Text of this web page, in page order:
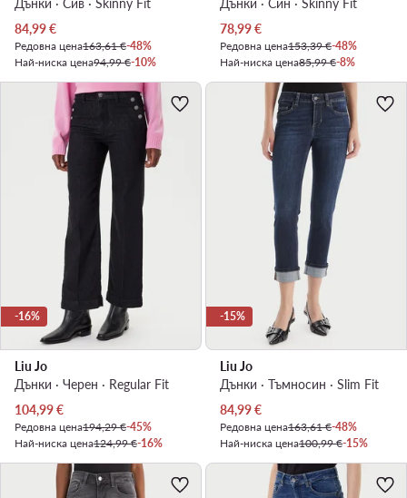
Дънки · Сив · Skinny Fit
Актуална цена
84,99€
Редовна цена163,61 €-48%
Най-ниска цена94,99 €-10%
Дънки · Син · Skinny Fit
Актуална цена
78,99€
Редовна цена153,39 €-48%
Най-ниска цена85,99 €-8%
-16%
Liu Jo
Дънки · Черен · Regular Fit
Актуална цена
104,99€
Редовна цена194,29 €-45%
Най-ниска цена124,99 €-16%
-15%
Liu Jo
Дънки · Тъмносин · Slim Fit
Актуална цена
84,99€
Редовна цена163,61 €-48%
Най-ниска цена100,99 €-15%